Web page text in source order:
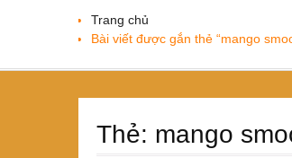
Trang chủ
Bài viết được gắn thẻ “mango
Thẻ: mango